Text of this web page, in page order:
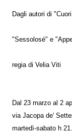
Dagli autori di
"Sessolosé" e
regia di Velia Viti
Dal 23 marzo al 2
via Jacopa de'
martedì-sabato h